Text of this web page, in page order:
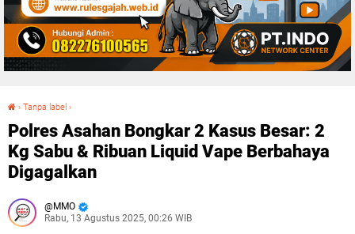
› Tanpa label ›
Polres Asahan Bongkar 2 Kasus Besar: 2
Kg Sabu & Ribuan Liquid Vape Berbahaya
Digagalkan
MMO
Rabu, 13 Agustus 2025, 00:26 WIB